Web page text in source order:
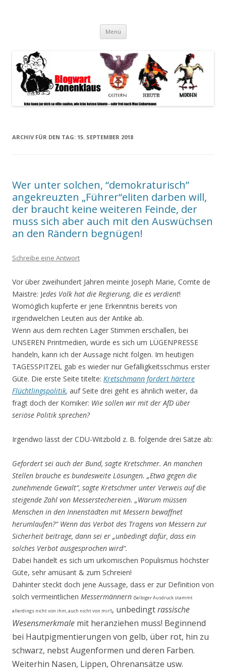
spiegeln im wesentlichen den Gesundheitszustand dieser unserer
Menü Zum
springen
ARCHIV FÜR DEN TAG: 15. SEPTEMBER 2018
Wer unter solchen, “demokraturisch”
angekreuzten „Führer“eliten darben will,
der braucht keine weiteren Feinde, der
muss sich aber auch mit den Auswüchsen
an den Rändern begnügen!
Schreibe eine Antwort
Vor über zweihundert Jahren meinte Joseph Marie, Comte de
Maistre: Jedes Volk hat die Regierung, die es verdient!
Womöglich kupferte er jene Erkenntnis bereits von
irgendwelchen Leuten aus der Antike ab.
Wenn aus dem rechten Lager Stimmen erschallen, bei
UNSEREN Printmedien, würde es sich um LÜGENPRESSE
handeln, kann ich der Aussage nicht folgen. Im heutigen
TAGESSPITZEL gab es wieder nur Gefälligkeitsschmus erster
Güte. Die erste Seite titelte: Kretschmann fordert härtere
Flüchtlingspolitik, auf Seite drei geht es ähnlich weiter, da
fragt doch der Komiker: Wie sollen wir mit der AfD über
seriöse Politik sprechen?
Irgendwo lässt der CDU-Witzbold z. B. folgende drei Sätze ab:
Gefordert sei auch der Bund, sagte Kretschmer. An manchen
Stellen brauche es bundesweite Lösungen. „Etwa gegen die
zunehmende Gewalt“, sagte Kretschmer unter Verweis auf die
steigende Zahl von Messerstechereien. „Warum müssen
Menschen in den Innenstädten mit Messern bewaffnet
herumlaufen?“ Wenn das Verbot des Tragens von Messern zur
Sicherheit beitrage, dann sei er „unbedingt dafür, dass ein
solches Verbot ausgesprochen wird“.
Dabei handelt es sich um urkomischen Populismus höchster
Güte, sehr amüsant & zum Schreien!
Dahinter steckt doch jene Aussage, dass er zur Definition von
solch vermeintlichen Messermännern (Selbiger Ausdruck stammt
allerdings nicht von ihm, auch nicht von mir!), unbedingtrassische
Wesensmerkmale mit heranziehen muss! Beginnend
bei Hautpigmentierungen von gelb, über rot, hin zu
schwarz, nebst Augenformen und deren Farben.
Weiterhin Nasen, Lippen, Ohrenansätze usw.